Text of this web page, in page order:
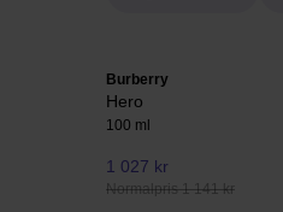
Burberry
Hero
100 ml
1 027 kr
Normalpris 1 141 kr